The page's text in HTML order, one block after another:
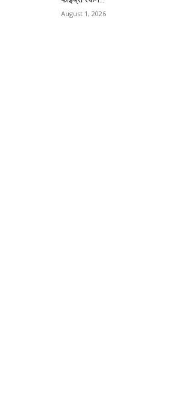
August 1, 2026